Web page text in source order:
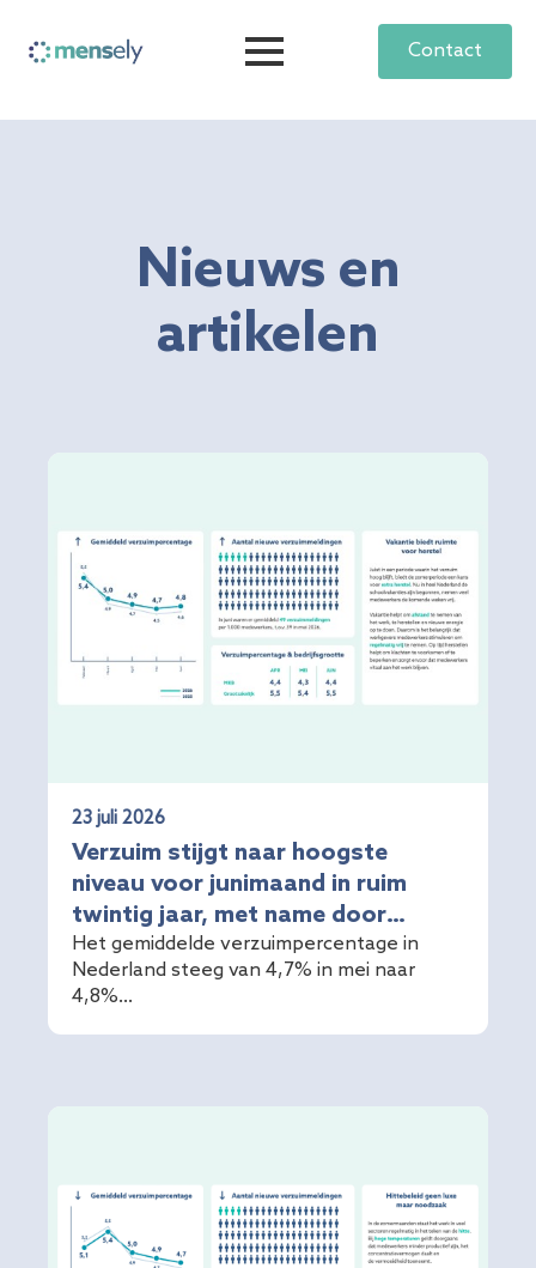
Contact
Nieuws en
artikelen
23 juli 2026
Verzuim stijgt naar hoogste
niveau voor junimaand in ruim
twintig jaar, met name door
langdurige uitval
Het gemiddelde verzuimpercentage in
Nederland steeg van 4,7% in mei naar
4,8%...